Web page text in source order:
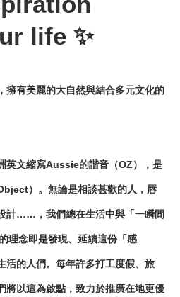
life ✨
有美麗的大自然與結合多元文化的
英文縮寫Aussie的諧音（OZ），是
）。無論是相談甚歡的人，唇
計……，我們總在生活中與「一瞬間
理念即是發現、延續這份「感
活的人們。每年許多打工度假、旅
將以這為啟點，致力於推廣在地更優